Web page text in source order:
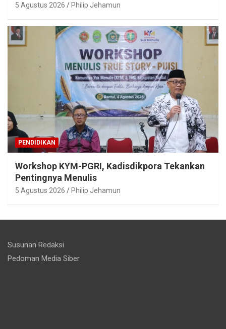
5 Agustus 2026 Philip Jehamun
PENDIDIKAN
Workshop KYM-PGRI, Kadisdikpora Tekankan
Pentingnya Menulis
5 Agustus 2026 Philip Jehamun
Susunan Redaksi
Pedoman Media Siber